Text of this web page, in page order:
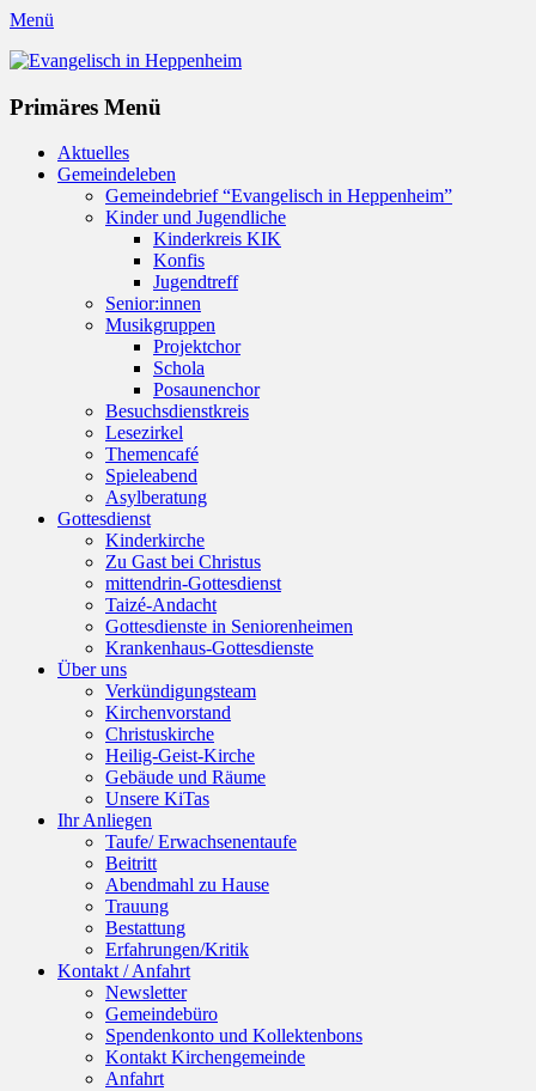
Menü
Evangelisch in Heppenheim
Primäres Menü
Zum
Inhalt
Aktuelles
Gemeindeleben
Gemeindebrief “Evangelisch in Heppenheim”
Kinder und Jugendliche
Kinderkreis KIK
Konfis
Jugendtreff
Senior:innen
Musikgruppen
Projektchor
Schola
Posaunenchor
Besuchsdienstkreis
Lesezirkel
Themencafé
Spieleabend
Asylberatung
Gottesdienst
Kinderkirche
Zu Gast bei Christus
mittendrin-Gottesdienst
Taizé-Andacht
Gottesdienste in Seniorenheimen
Krankenhaus-Gottesdienste
Über uns
Verkündigungsteam
Kirchenvorstand
Christuskirche
Heilig-Geist-Kirche
Gebäude und Räume
Unsere KiTas
Ihr Anliegen
Taufe/ Erwachsenentaufe
Beitritt
Abendmahl zu Hause
Trauung
Bestattung
Erfahrungen/Kritik
Kontakt / Anfahrt
Newsletter
Gemeindebüro
Spendenkonto und Kollektenbons
Kontakt Kirchengemeinde
Anfahrt